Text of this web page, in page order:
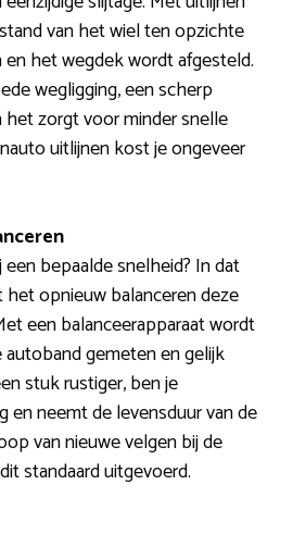
van het wiel ten opzichte
en het wegdek wordt afgesteld.
wegligging, een scherp
zorgt voor minder snelle
uitlijnen kost je ongeveer
bepaalde snelheid? In dat
opnieuw balanceren deze
een balanceerapparaat wordt
gemeten en gelijk
stuk rustiger, ben je
en neemt de levensduur van de
van nieuwe velgen bij de
standaard uitgevoerd.